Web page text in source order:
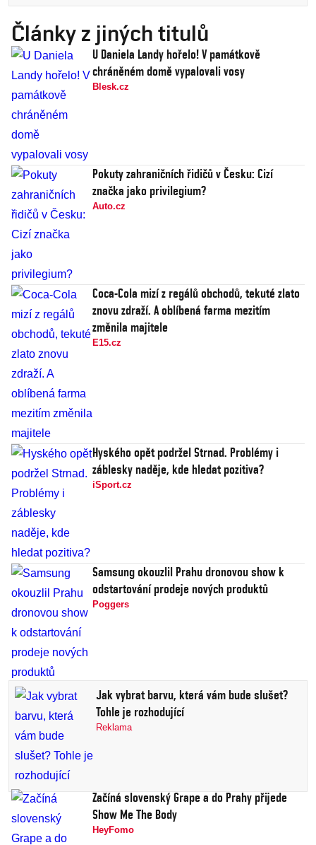
Články z jiných titulů
U Daniela Landy hořelo! V památkově
chráněném domě vypalovali vosy
Blesk.cz
Pokuty zahraničních řidičů v Česku: Cizí
značka jako privilegium?
Auto.cz
Coca-Cola mizí z regálů obchodů, tekuté zlato
znovu zdraží. A oblíbená farma mezitím
změnila majitele
E15.cz
Hyského opět podržel Strnad. Problémy i
záblesky naděje, kde hledat pozitiva?
iSport.cz
Samsung okouzlil Prahu dronovou show k
odstartování prodeje nových produktů
Poggers
Jak vybrat barvu, která vám bude slušet?
Tohle je rozhodující
Reklama
Začíná slovenský Grape a do Prahy přijede
Show Me The Body
HeyFomo